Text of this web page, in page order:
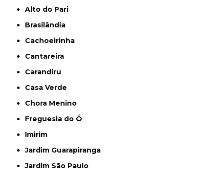
Alto do Pari
Brasilândia
Cachoeirinha
Cantareira
Carandiru
Casa Verde
Chora Menino
Freguesia do Ó
Imirim
Jardim Guarapiranga
Jardim São Paulo